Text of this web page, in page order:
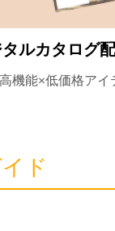
ルカタログ配
機能×低価格ア
ド